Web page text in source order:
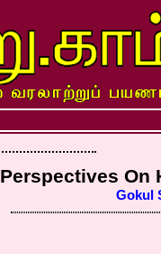
Perspectives On
Gokul